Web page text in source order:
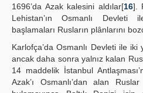
1696’da Azak kalesini aldılar[16].
Lehistan’ın Osmanlı Devleti
başlamaları Rusların plânlarını
Karlofça’da Osmanlı Devleti ile iki
ancak daha sonra yalnız kalan
14 maddelik İstanbul
Azak’ı Osmanlı’dan alan